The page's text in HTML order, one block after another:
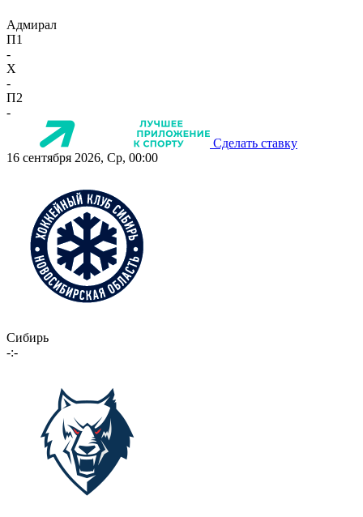
Адмирал
П1
-
X
-
П2
-
Сделать ставку
16 сентября 2026, Ср, 00:00
Сибирь
-:-